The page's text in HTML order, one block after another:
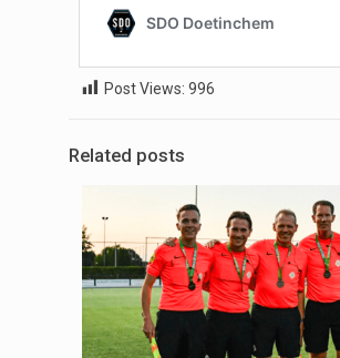
Post Views: 996
Related posts